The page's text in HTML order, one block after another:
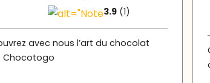
3.9 (1)
avec nous l’art du chocolat
Chocotogo